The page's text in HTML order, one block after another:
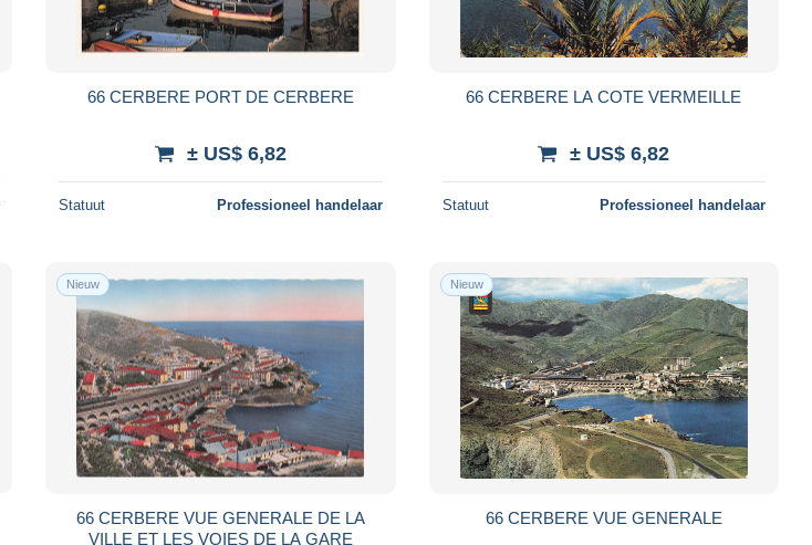
66 CERBERE PORT DE CERBERE
± US$ 6,82
Statuut Professioneel handelaar
66 CERBERE LA COTE VERMEILLE
± US$ 6,82
Statuut Professioneel handelaar
Nieuw
66 CERBERE VUE GENERALE DE LA
VILLE ET LES VOIES DE LA GARE
Nieuw
66 CERBERE VUE GENERALE